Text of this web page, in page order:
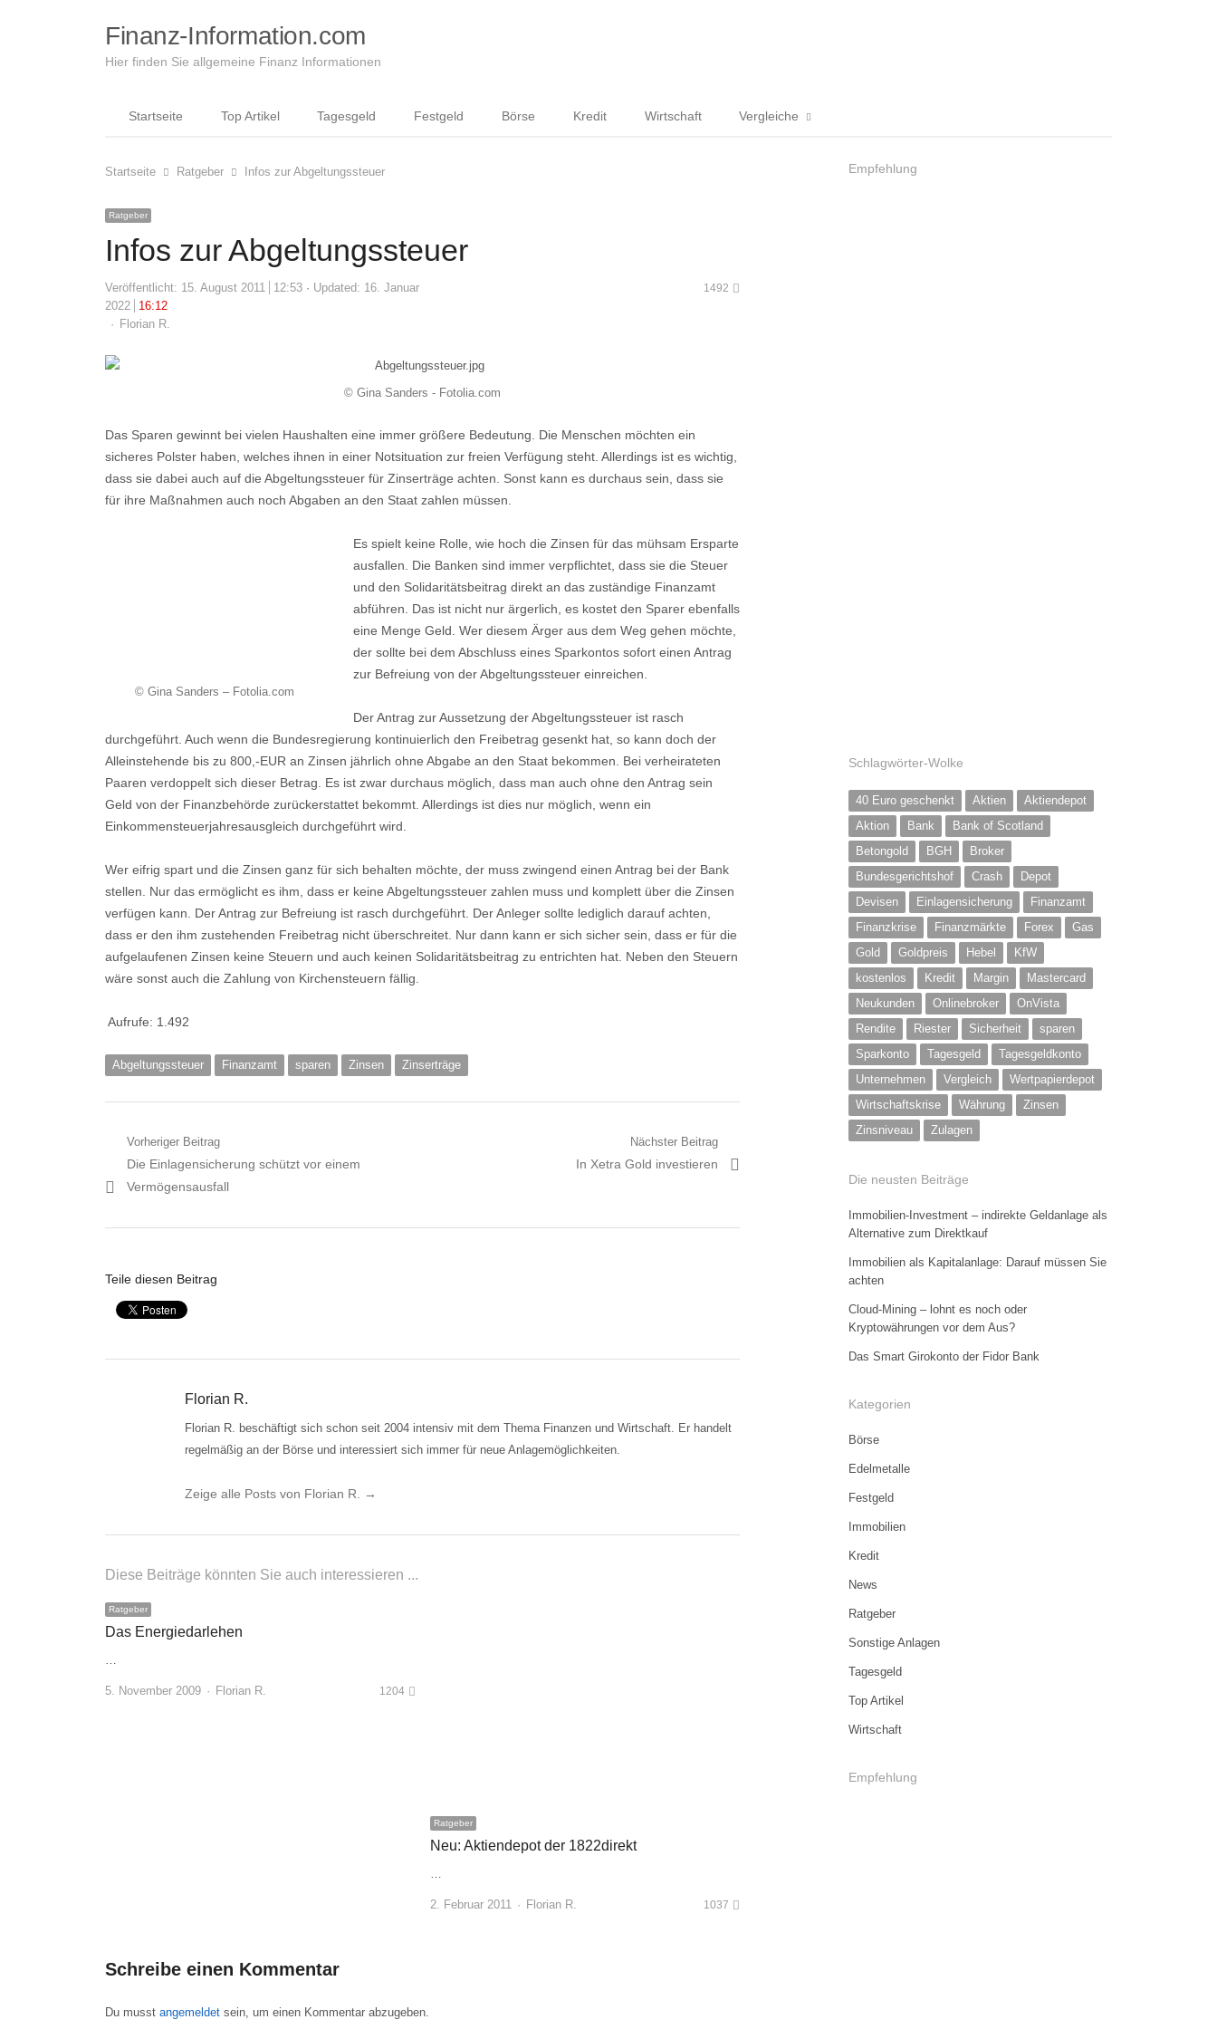
Finanz-Information.com
Hier finden Sie allgemeine Finanz Informationen
Startseite Top Artikel Tagesgeld Festgeld Börse Kredit Wirtschaft Vergleiche
Startseite Ratgeber Infos zur Abgeltungssteuer
Ratgeber
Infos zur Abgeltungssteuer
Veröffentlicht: 15. August 2011 12:53
Updated: 16. Januar
2022
16:12
Author
Florian R.
1492
© Gina Sanders - Fotolia.com
Das Sparen gewinnt bei vielen Haushalten eine immer größere Bedeutung. Die Menschen möchten ein
sicheres Polster haben, welches ihnen in einer Notsituation zur freien Verfügung steht. Allerdings ist es wichtig,
dass sie dabei auch auf die Abgeltungssteuer für Zinserträge achten. Sonst kann es durchaus sein, dass sie
für ihre Maßnahmen auch noch Abgaben an den Staat zahlen müssen.
© Gina Sanders – Fotolia.com
Es spielt keine Rolle, wie hoch die Zinsen für das mühsam Ersparte
ausfallen. Die Banken sind immer verpflichtet, dass sie die Steuer
und den Solidaritätsbeitrag direkt an das zuständige Finanzamt
abführen. Das ist nicht nur ärgerlich, es kostet den Sparer ebenfalls
eine Menge Geld. Wer diesem Ärger aus dem Weg gehen möchte,
der sollte bei dem Abschluss eines Sparkontos sofort einen Antrag
zur Befreiung von der Abgeltungssteuer einreichen.
Der Antrag zur Aussetzung der Abgeltungssteuer ist rasch
durchgeführt. Auch wenn die Bundesregierung kontinuierlich den Freibetrag gesenkt hat, so kann doch der
Alleinstehende bis zu 800,-EUR an Zinsen jährlich ohne Abgabe an den Staat bekommen. Bei verheirateten
Paaren verdoppelt sich dieser Betrag. Es ist zwar durchaus möglich, dass man auch ohne den Antrag sein
Geld von der Finanzbehörde zurückerstattet bekommt. Allerdings ist dies nur möglich, wenn ein
Einkommensteuerjahresausgleich durchgeführt wird.
Wer eifrig spart und die Zinsen ganz für sich behalten möchte, der muss zwingend einen Antrag bei der Bank
stellen. Nur das ermöglicht es ihm, dass er keine Abgeltungssteuer zahlen muss und komplett über die Zinsen
verfügen kann. Der Antrag zur Befreiung ist rasch durchgeführt. Der Anleger sollte lediglich darauf achten,
dass er den ihm zustehenden Freibetrag nicht überschreitet. Nur dann kann er sich sicher sein, dass er für die
aufgelaufenen Zinsen keine Steuern und auch keinen Solidaritätsbeitrag zu entrichten hat. Neben den Steuern
wäre sonst auch die Zahlung von Kirchensteuern fällig.
Aufrufe: 1.492
Abgeltungssteuer Finanzamt sparen Zinsen Zinserträge
Beitragsnavigation
Vorheriger Beitrag
Vorheriger
Artikel:
Die Einlagensicherung schützt vor einem
Vermögensausfall
Nächster Beitrag
Nächster
In Xetra Gold investieren
Teile diesen Beitrag
Florian R.
Florian R. beschäftigt sich schon seit 2004 intensiv mit dem Thema Finanzen und Wirtschaft. Er handelt
regelmäßig an der Börse und interessiert sich immer für neue Anlagemöglichkeiten.
Zeige alle Posts von Florian R. →
Diese Beiträge könnten Sie auch interessieren ...
Ratgeber
Das Energiedarlehen
…
5. November 2009 Author
Florian R. 1204
Ratgeber
Neu: Aktiendepot der 1822direkt
…
2. Februar 2011 Author
Florian R. 1037
Schreibe einen Kommentar
Du musst angemeldet sein, um einen Kommentar abzugeben.
Empfehlung
Schlagwörter-Wolke
40 Euro geschenkt Aktien
Aktiendepot
Aktion
Bank
Bank of Scotland
Betongold
BGH
Broker
Bundesgerichtshof
Crash
Depot
Devisen
Einlagensicherung
Finanzamt
Finanzkrise
Finanzmärkte Forex
Gas
Gold
Goldpreis Hebel
KfW
kostenlos
Kredit Margin
Mastercard
Neukunden
Onlinebroker
OnVista
Rendite
Riester Sicherheit
sparen
Sparkonto
Tagesgeld
Tagesgeldkonto
Unternehmen
Vergleich
Wertpapierdepot
Wirtschaftskrise
Währung
Zinsen
Zinsniveau
Zulagen
Die neusten Beiträge
Immobilien-Investment – indirekte Geldanlage als
Alternative zum Direktkauf
Immobilien als Kapitalanlage: Darauf müssen Sie
achten
Cloud-Mining – lohnt es noch oder
Kryptowährungen vor dem Aus?
Das Smart Girokonto der Fidor Bank
Kategorien
Börse
Edelmetalle
Festgeld
Immobilien
Kredit
News
Ratgeber
Sonstige Anlagen
Tagesgeld
Top Artikel
Wirtschaft
Empfehlung